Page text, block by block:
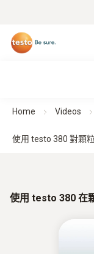
Home Videos
使用 testo 380 對顆
使用 testo 380 在